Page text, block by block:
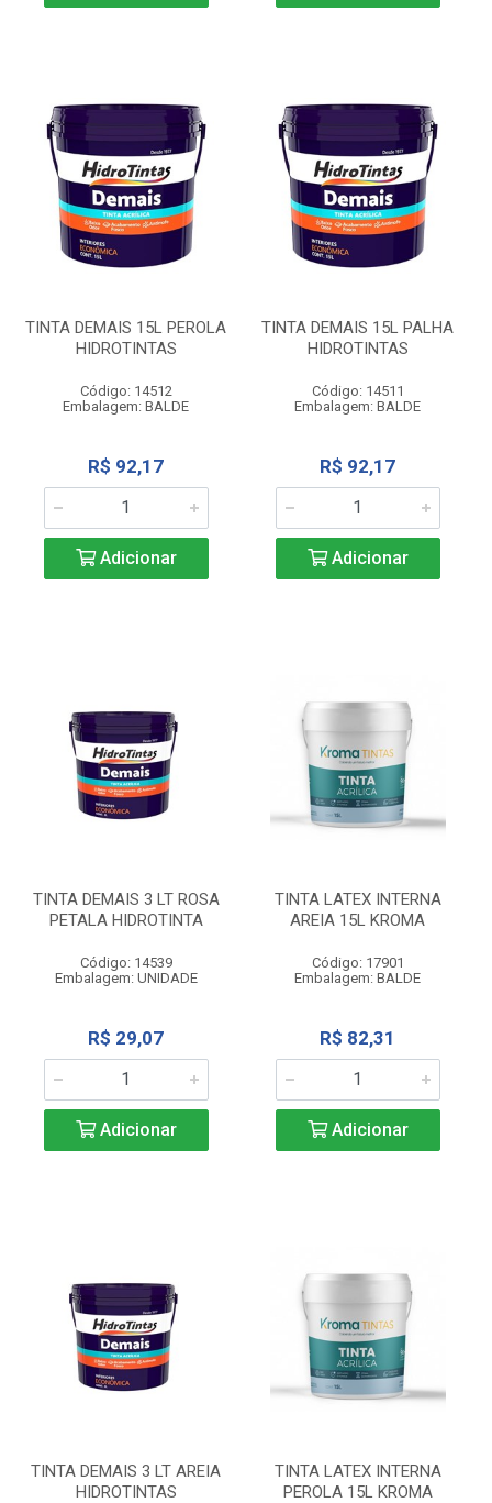
TINTA DEMAIS 15L PEROLA
HIDROTINTAS
Código: 14512
Embalagem: BALDE
R$ 92,17
Adicionar
TINTA DEMAIS 15L PALHA
HIDROTINTAS
Código: 14511
Embalagem: BALDE
R$ 92,17
Adicionar
TINTA DEMAIS 3 LT ROSA
PETALA HIDROTINTA
Código: 14539
Embalagem: UNIDADE
R$ 29,07
Adicionar
TINTA LATEX INTERNA
AREIA 15L KROMA
Código: 17901
Embalagem: BALDE
R$ 82,31
Adicionar
TINTA DEMAIS 3 LT AREIA
HIDROTINTAS
TINTA LATEX INTERNA
PEROLA 15L KROMA